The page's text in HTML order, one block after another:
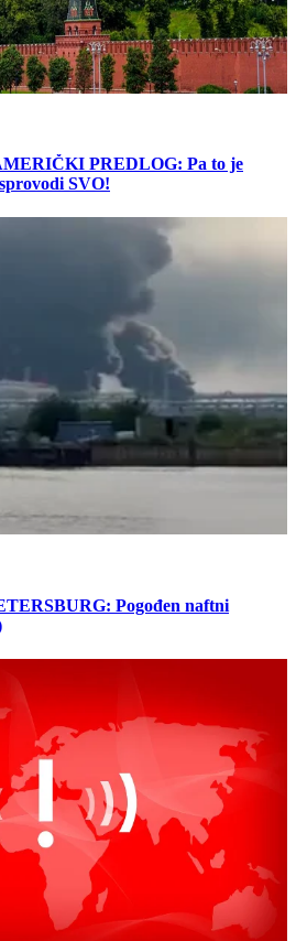
PREDLOG: Pa to je
SVO!
Pogođen naftni